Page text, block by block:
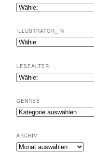
ILLUSTRATOR_IN
LESEALTER
GENRES
Genres
ARCHIV
Archiv